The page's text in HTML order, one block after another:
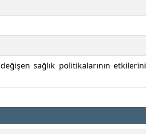
sağlık politikalarının etkilerini